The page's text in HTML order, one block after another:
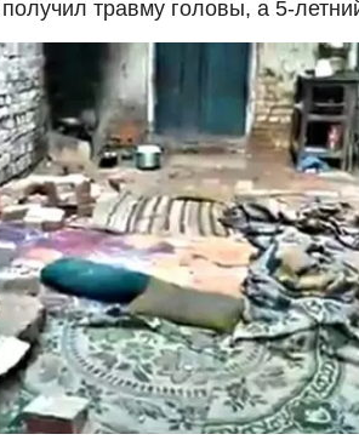
травму головы, а 5-